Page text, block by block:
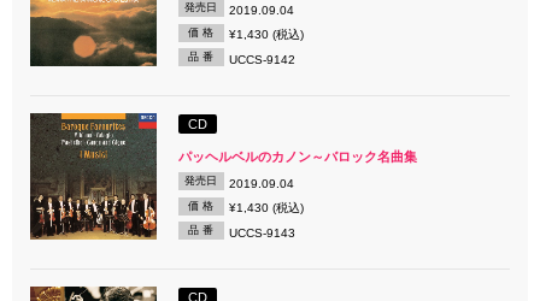
発売日 2019.09.04
価 格 ¥1,430 (税込)
品 番 UCCS-9142
CD
パッヘルベルのカノン～バロック名曲集
発売日 2019.09.04
価 格 ¥1,430 (税込)
品 番 UCCS-9143
CD